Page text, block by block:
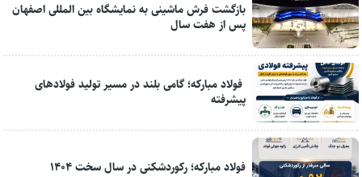
بازگشت فرش ماشینی به نمایشگاه بین المللی اصفهان
پس از هفت سال
فولاد مبارکه؛ گامی بلند در مسیر تولید فولادهای
پیشرفته
فولاد مبارکه؛ رکوردشکنی در سال سخت ۱۴۰۴